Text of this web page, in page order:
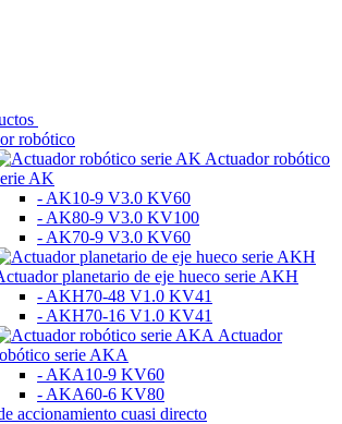
robótico
Actuador robótico
AK
- AK10-9 V3.0 KV60
- AK80-9 V3.0 KV100
- AK70-9 V3.0 KV60
planetario de eje hueco serie AKH
- AKH70-48 V1.0 KV41
- AKH70-16 V1.0 KV41
Actuador
serie AKA
- AKA10-9 KV60
- AKA60-6 KV80
accionamiento cuasi directo